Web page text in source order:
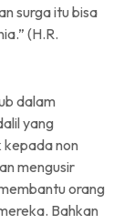
surga itu bisa
(H.R.
dalam
yang
non
mengusir
orang
Bahkan